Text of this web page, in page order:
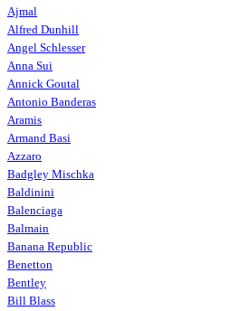
Ajmal
Alfred Dunhill
Angel Schlesser
Anna Sui
Annick Goutal
Antonio Banderas
Aramis
Armand Basi
Azzaro
Badgley Mischka
Baldinini
Balenciaga
Balmain
Banana Republic
Benetton
Bentley
Bill Blass